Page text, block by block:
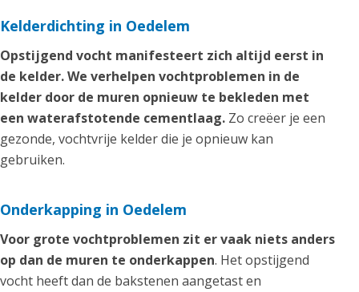
Kelderdichting in Oedelem
Opstijgend vocht manifesteert zich altijd eerst in
de kelder. We verhelpen vochtproblemen in de
kelder door de muren opnieuw te bekleden met
een waterafstotende cementlaag. Zo creëer je een
gezonde, vochtvrije kelder die je opnieuw kan
gebruiken.
Onderkapping in Oedelem
Voor grote vochtproblemen zit er vaak niets anders
op dan de muren te onderkappen. Het opstijgend
vocht heeft dan de bakstenen aangetast en